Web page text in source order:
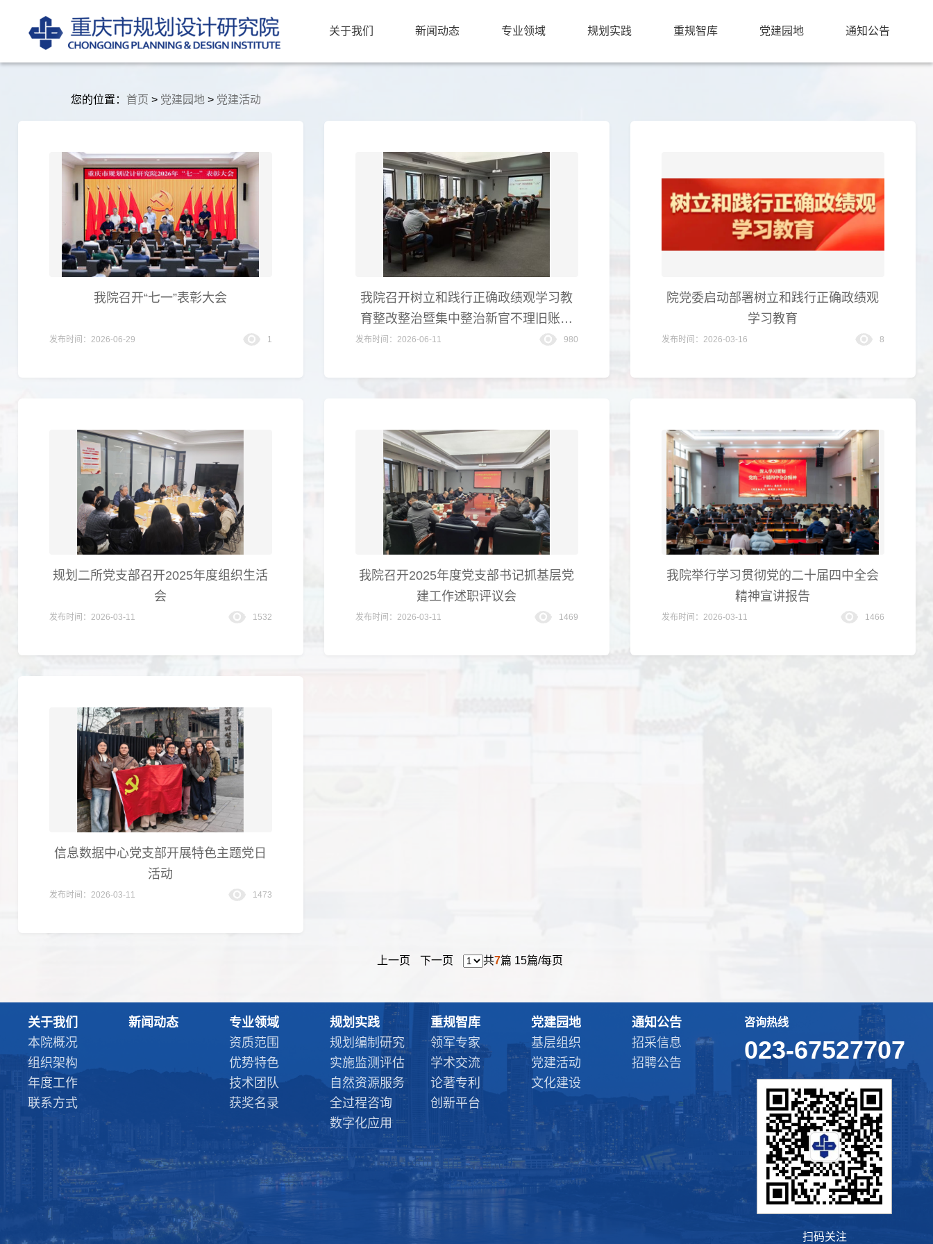
关于我们 新闻动态 专业领域 规划实践 重规智库 党建园地 通知公告
您的位置： 首页 > 党建园地 > 党建活动
我院召开“七一”表彰大会
发布时间：2026-06-29 1
我院召开树立和践行正确政绩观学习教
育整改整治暨集中整治新官不理旧账突
发布时间：2026-06-11 980
院党委启动部署树立和践行正确政绩观
学习教育
发布时间：2026-03-16 8
规划二所党支部召开2025年度组织生活
会
发布时间：2026-03-11 1532
我院召开2025年度党支部书记抓基层党
建工作述职评议会
发布时间：2026-03-11 1469
我院举行学习贯彻党的二十届四中全会
精神宣讲报告
发布时间：2026-03-11 1466
信息数据中心党支部开展特色主题党日
活动
发布时间：2026-03-11 1473
上一页 下一页 共7篇 15篇/每页
关于我们
本院概况
组织架构
年度工作
联系方式
新闻动态
专业领域
资质范围
优势特色
技术团队
获奖名录
规划实践
规划编制研究
实施监测评估
自然资源服务
全过程咨询
数字化应用
重规智库
领军专家
学术交流
论著专利
创新平台
党建园地
基层组织
党建活动
文化建设
通知公告
招采信息
招聘公告
咨询热线
023-67527707
扫码关注